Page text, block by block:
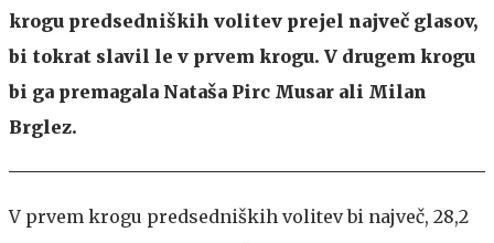
krogu predsedniških volitev prejel največ glasov,
bi tokrat slavil le v prvem krogu. V drugem krogu
bi ga premagala Nataša Pirc Musar ali Milan
Brglez.
V prvem krogu predsedniških volitev bi največ, 28,2